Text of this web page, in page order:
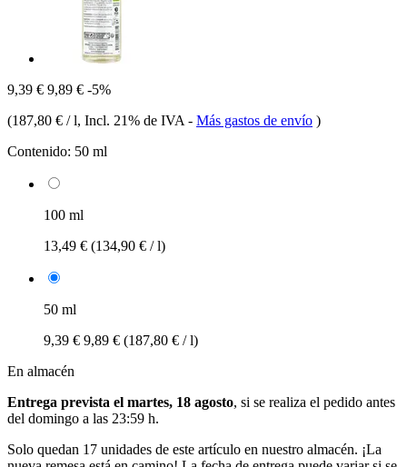
9,39 € 9,89 € -5%
(187,80 € / l, Incl. 21% de IVA - Más gastos de envío )
Contenido: 50 ml
100 ml
13,49 € (134,90 € / l)
50 ml
9,39 € 9,89 € (187,80 € / l)
En almacén
Entrega prevista el martes, 18 agosto, si se realiza el pedido antes
del domingo a las 23:59 h.
Solo quedan 17 unidades de este artículo en nuestro almacén. ¡La